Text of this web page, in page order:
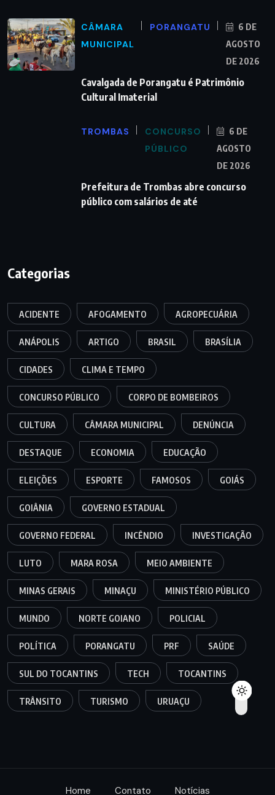
CÂMARA
MUNICIPAL
PORANGATU
6 DE
AGOSTO
DE 2026
Cavalgada de Porangatu é Patrimônio
Cultural Imaterial
TROMBAS
CONCURSO
PÚBLICO
6 DE
AGOSTO
DE 2026
Prefeitura de Trombas abre concurso
público com salários de até
Categorias
ACIDENTE AFOGAMENTO AGROPECUÁRIA
ANÁPOLIS ARTIGO BRASIL BRASÍLIA
CIDADES CLIMA E TEMPO
CONCURSO PÚBLICO CORPO DE BOMBEIROS
CULTURA CÂMARA MUNICIPAL DENÚNCIA
DESTAQUE ECONOMIA EDUCAÇÃO
ELEIÇÕES ESPORTE FAMOSOS GOIÁS
GOIÂNIA GOVERNO ESTADUAL
GOVERNO FEDERAL INCÊNDIO INVESTIGAÇÃO
LUTO MARA ROSA MEIO AMBIENTE
MINAS GERAIS MINAÇU MINISTÉRIO PÚBLICO
MUNDO NORTE GOIANO POLICIAL
POLÍTICA PORANGATU PRF SAÚDE
SUL DO TOCANTINS TECH TOCANTINS
TRÂNSITO TURISMO URUAÇU
Home Contato Notícias